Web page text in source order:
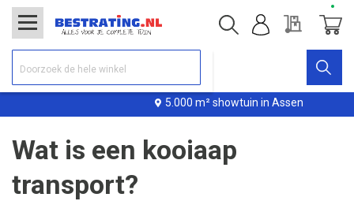
5.000 m² showtuin in Assen
Offerte
Wat is een kooiaap
transport?